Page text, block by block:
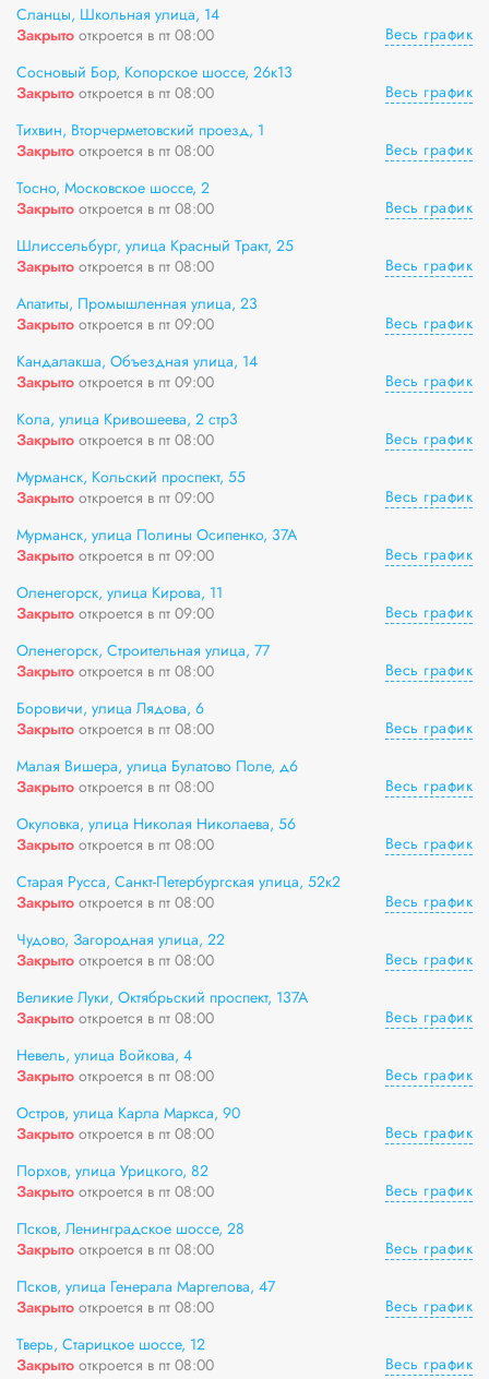
Сланцы, Школьная улица, 14
Закрыто откроется в пт 08:00
Весь график
Сосновый Бор, Копорское шоссе, 26к13
Закрыто откроется в пт 08:00
Весь график
Тихвин, Вторчерметовский проезд, 1
Закрыто откроется в пт 08:00
Весь график
Тосно, Московское шоссе, 2
Закрыто откроется в пт 08:00
Весь график
Шлиссельбург, улица Красный Тракт, 25
Закрыто откроется в пт 08:00
Весь график
Апатиты, Промышленная улица, 23
Закрыто откроется в пт 09:00
Весь график
Кандалакша, Объездная улица, 14
Закрыто откроется в пт 09:00
Весь график
Кола, улица Кривошеева, 2 стр3
Закрыто откроется в пт 08:00
Весь график
Мурманск, Кольский проспект, 55
Закрыто откроется в пт 09:00
Весь график
Мурманск, улица Полины Осипенко, 37А
Закрыто откроется в пт 09:00
Весь график
Оленегорск, улица Кирова, 11
Закрыто откроется в пт 09:00
Весь график
Оленегорск, Строительная улица, 77
Закрыто откроется в пт 08:00
Весь график
Боровичи, улица Лядова, 6
Закрыто откроется в пт 08:00
Весь график
Малая Вишера, улица Булатово Поле, д6
Закрыто откроется в пт 08:00
Весь график
Окуловка, улица Николая Николаева, 56
Закрыто откроется в пт 08:00
Весь график
Старая Русса, Санкт-Петербургская улица, 52к2
Закрыто откроется в пт 08:00
Весь график
Чудово, Загородная улица, 22
Закрыто откроется в пт 08:00
Весь график
Великие Луки, Октябрьский проспект, 137А
Закрыто откроется в пт 08:00
Весь график
Невель, улица Войкова, 4
Закрыто откроется в пт 08:00
Весь график
Остров, улица Карла Маркса, 90
Закрыто откроется в пт 08:00
Весь график
Порхов, улица Урицкого, 82
Закрыто откроется в пт 08:00
Весь график
Псков, Ленинградское шоссе, 28
Закрыто откроется в пт 08:00
Весь график
Псков, улица Генерала Маргелова, 47
Закрыто откроется в пт 08:00
Весь график
Тверь, Старицкое шоссе, 12
Закрыто откроется в пт 08:00 Весь график